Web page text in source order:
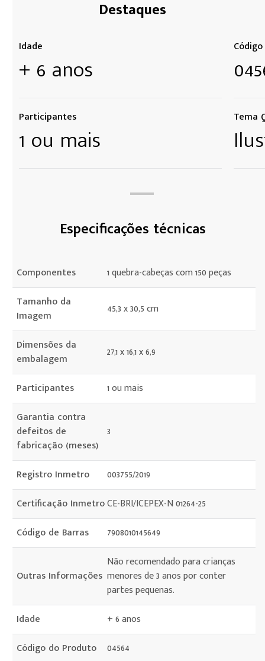
Destaques
Idade
+ 6 anos
Participantes
1 ou mais
Tema
Especificações técnicas
Componentes
1 quebra-cabeças com 150 peças
Tamanho da
Imagem
45,3 x 30,5 cm
Dimensões da
embalagem
27,1 x 16,1 x 6,9
Participantes
1 ou mais
Garantia contra
defeitos de
fabricação (meses)
3
Registro Inmetro
003755/2019
Certificação InmetroCE-BRI/ICEPEX-N 01264-25
Código de Barras
7908010145649
Outras Informações
Não recomendado para crianças
menores de 3 anos por conter
partes pequenas.
Idade
+ 6 anos
Código do Produto
04564